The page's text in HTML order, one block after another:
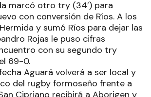
marcó otro try (34’) para
con conversión de Ríos. A los
y sumó Ríos para dejar las
Rojas le puso cifras
con su segundo try
69-0.
Aguará volverá a ser local y
del rugby formoseño frente a
Cipriano recibirá a Aborigen y